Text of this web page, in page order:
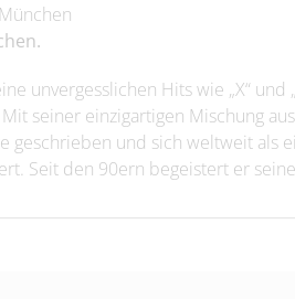
unvergesslichen Hits wie „X“ und
seiner einzigartigen Mischung
geschrieben und sich weltweit als
Seit den 90ern begeistert er